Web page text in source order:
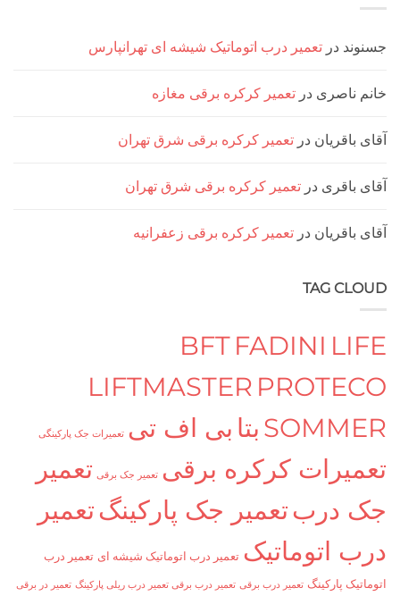
برقی
تهران
درتعمیر درب اتوماتیک شیشه ای تهرانپارس
درتعمیر کرکره برقی مغازه
درتعمیر کرکره برقی شرق تهران
درتعمیر کرکره برقی شرق تهران
درتعمیر کرکره برقی زعفرانیه
TAG
BFTFADINI
LIFTMASTER
بتابی اف تی تعمیرات جک پارکینگی
کرکره برقی تعمیر جک برقی
تعمیر
تعمیر جک پارکینگتعمیر
اتوماتیک تعمیر درب اتوماتیک شیشه ای تعمیر درب
پارکینگ تعمیر درب برقی تعمیر درب برقی تعمیر درب ریلی پارکینگ تعمیر در برقی